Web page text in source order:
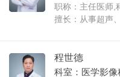
职称：主任医师,
擅长：从事超声
京阜外医院进修
一附院进修胎儿
程世德
科室：医学影像